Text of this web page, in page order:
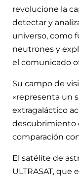
revolucione la
detectar y
universo, como
neutrones y
el comunicado
Su campo de
«representa un
extragaláctico
descubrimiento
comparación
El satélite de
ULTRASAT,